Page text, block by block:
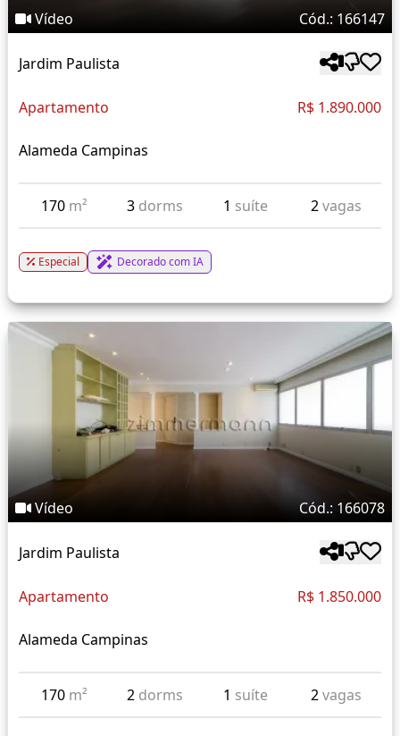
Vídeo Cód.: 166147
Jardim Paulista
Apartamento R$ 1.890.000
Alameda Campinas
170 m² 3 dorms 1 suíte 2vagas
Especial Decorado com IA
Vídeo Cód.: 166078
Jardim Paulista
Apartamento R$ 1.850.000
Alameda Campinas
170 m² 2 dorms 1 suíte 2vagas